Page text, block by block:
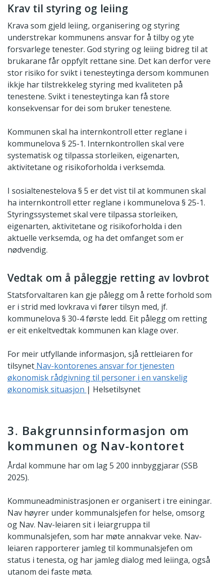
Krav til styring og leiing
Krava som gjeld leiing, organisering og styring
understrekar kommunens ansvar for å tilby og yte
forsvarlege tenester. God styring og leiing bidreg til at
brukarane får oppfylt rettane sine. Det kan derfor vere
stor risiko for svikt i tenesteytinga dersom kommunen
ikkje har tilstrekkeleg styring med kvaliteten på
tenestene. Svikt i tenesteytinga kan få store
konsekvensar for dei som bruker tenestene.
Kommunen skal ha internkontroll etter reglane i
kommunelova § 25-1. Internkontrollen skal vere
systematisk og tilpassa storleiken, eigenarten,
aktivitetane og risikoforholda i verksemda.
I sosialtenestelova § 5 er det vist til at kommunen skal
ha internkontroll etter reglane i kommunelova § 25-1.
Styringssystemet skal vere tilpassa storleiken,
eigenarten, aktivitetane og risikoforholda i den
aktuelle verksemda, og ha det omfanget som er
nødvendig.
Vedtak om å påleggje retting av lovbrot
Statsforvaltaren kan gje pålegg om å rette forhold som
er i strid med lovkrava vi fører tilsyn med, jf.
kommunelova § 30-4 første ledd. Eit pålegg om retting
er eit enkeltvedtak kommunen kan klage over.
For meir utfyllande informasjon, sjå rettleiaren for
tilsynet Nav-kontorenes ansvar for tjenesten
økonomisk rådgivning til personer i en vanskelig
økonomisk situasjon | Helsetilsynet
3. Bakgrunnsinformasjon om
kommunen og Nav-kontoret
Årdal kommune har om lag 5 200 innbyggjarar (SSB
2025).
Kommuneadministrasjonen er organisert i tre einingar.
Nav høyrer under kommunalsjefen for helse, omsorg
og Nav. Nav-leiaren sit i leiargruppa til
kommunalsjefen, som har møte annakvar veke. Nav-
leiaren rapporterer jamleg til kommunalsjefen om
status i tenesta, og har jamleg dialog med leiinga, også
utanom dei faste møta.